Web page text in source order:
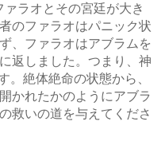
ラオとその宮廷が大き
のファラオはパニック状
、ファラオはアブラムを
返しました。つまり、神
。絶体絶命の状態から、
かれたかのようにアブラ
救いの道を与えてくださ